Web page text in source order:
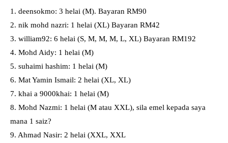
1. deensokmo: 3 helai (M). Bayaran RM90
2. nik mohd nazri: 1 helai (XL) Bayaran RM42
3. william92: 6 helai (S, M, M, M, L, XL) Bayaran RM192
4. Mohd Aidy: 1 helai (M)
5. suhaimi hashim: 1 helai (M)
6. Mat Yamin Ismail: 2 helai (XL, XL)
7. khai a 9000khai: 1 helai (M)
8. Mohd Nazmi: 1 helai (M atau XXL), sila emel kepada saya
mana 1 saiz?
9. Ahmad Nasir: 2 helai (XXL, XXL